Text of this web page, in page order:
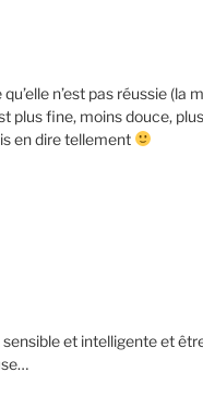
n’est pas réussie (la
plus fine, moins douce, plus
en dire tellement
et intelligente et